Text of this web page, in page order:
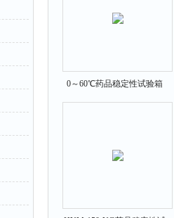
0～60℃药品稳定性试验箱
HYM-500-YG